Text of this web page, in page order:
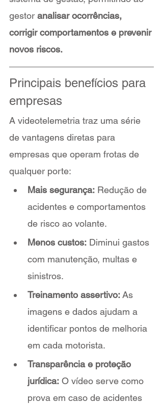
gestor analisar ocorrências,
corrigir comportamentos e prevenir
novos riscos.
Principais benefícios para
empresas
A videotelemetria traz uma série
de vantagens diretas para
empresas que operam frotas de
qualquer porte:
Mais segurança: Redução de
acidentes e comportamentos
de risco ao volante.
Menos custos: Diminui gastos
com manutenção, multas e
sinistros.
Treinamento assertivo: As
imagens e dados ajudam a
identificar pontos de melhoria
em cada motorista.
Transparência e proteção
jurídica: O vídeo serve como
prova em caso de acidentes